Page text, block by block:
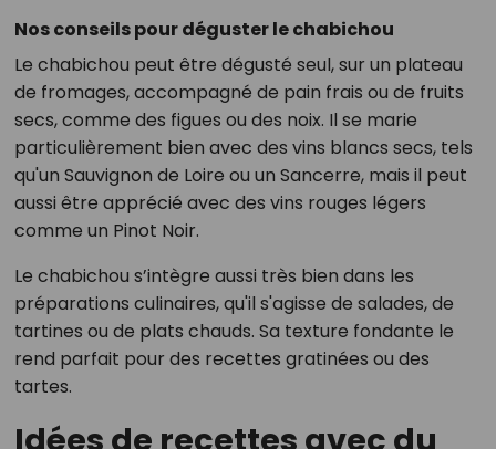
Nos conseils pour déguster le chabichou
Le chabichou peut être dégusté seul, sur un plateau
de fromages, accompagné de pain frais ou de fruits
secs, comme des figues ou des noix. Il se marie
particulièrement bien avec des vins blancs secs, tels
qu'un Sauvignon de Loire ou un Sancerre, mais il peut
aussi être apprécié avec des vins rouges légers
comme un Pinot Noir.
Le chabichou s’intègre aussi très bien dans les
préparations culinaires, qu'il s'agisse de salades, de
tartines ou de plats chauds. Sa texture fondante le
rend parfait pour des recettes gratinées ou des
tartes.
Idées de recettes avec du